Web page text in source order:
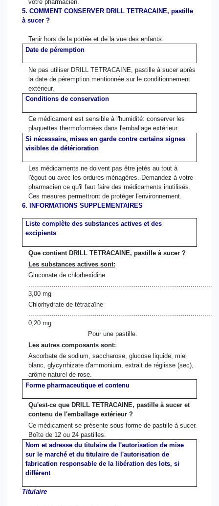
votre pharmacien.
5. COMMENT CONSERVER DRILL TETRACAINE, pastille
à sucer ?
Tenir hors de la portée et de la vue des enfants.
Date de péremption
Ne pas utiliser DRILL TETRACAINE, pastille à sucer après
la date de péremption mentionnée sur le conditionnement
extérieur.
Conditions de conservation
Ce médicament est sensible à l'humidité: conserver les
plaquettes thermoformées dans l'emballage extérieur.
Si nécessaire, mises en garde contre certains signes
visibles de détérioration
Les médicaments ne doivent pas être jetés au tout à
l'égout ou avec les ordures ménagères. Demandez à votre
pharmacien ce qu'il faut faire des médicaments inutilisés.
Ces mesures permettront de protéger l'environnement.
6. INFORMATIONS SUPPLEMENTAIRES
Liste complète des substances actives et des
excipients
Que contient DRILL TETRACAINE, pastille à sucer ?
Les substances actives sont:
Gluconate de chlorhexidine
3,00 mg
Chlorhydrate de tétracaïne
0,20 mg
Pour une pastille.
Les autres composants sont:
Ascorbate de sodium, saccharose, glucose liquide, miel
blanc, glycyrrhizate d'ammonium, extrait de réglisse (sec),
arôme naturel de rose.
Forme pharmaceutique et contenu
Qu'est-ce que DRILL TETRACAINE, pastille à sucer et
contenu de l'emballage extérieur ?
Ce médicament se présente sous forme de pastille à sucer.
Boîte de 12 ou 24 pastilles.
Nom et adresse du titulaire de l'autorisation de mise
sur le marché et du titulaire de l'autorisation de
fabrication responsable de la libération des lots, si
différent
Titulaire